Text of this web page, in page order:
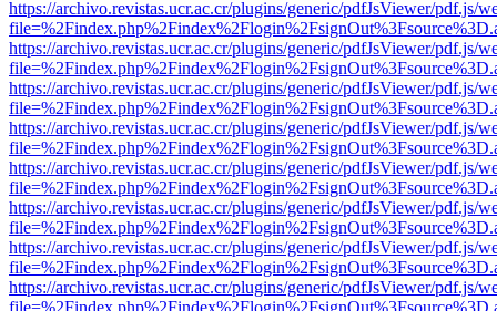
https://archivo.revistas.ucr.ac.cr/plugins/generic/pdfJsViewer/pdf.js/
https://archivo.revistas.ucr.ac.cr/plugins/generic/pdfJsViewer/pdf.js/
https://archivo.revistas.ucr.ac.cr/plugins/generic/pdfJsViewer/pdf.js/
https://archivo.revistas.ucr.ac.cr/plugins/generic/pdfJsViewer/pdf.js/
https://archivo.revistas.ucr.ac.cr/plugins/generic/pdfJsViewer/pdf.js/
https://archivo.revistas.ucr.ac.cr/plugins/generic/pdfJsViewer/pdf.js/
https://archivo.revistas.ucr.ac.cr/plugins/generic/pdfJsViewer/pdf.js/
https://archivo.revistas.ucr.ac.cr/plugins/generic/pdfJsViewer/pdf.js/